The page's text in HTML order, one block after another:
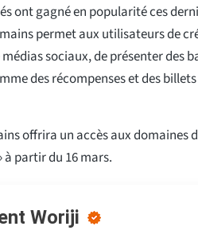
ont gagné en popularité ces
permet aux utilisateurs de
sociaux, de présenter des
des récompenses et des
offrira un accès aux domaines
partir du 16 mars.
Woriji